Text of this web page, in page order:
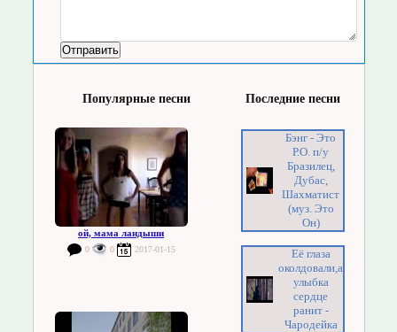
Популярные песни
ой, мама ландыши
0 0 2017-01-15
Последние песни
Бэнг - Это
Р.О. п/у
Бразилец,
Дубас,
Шахматист
(муз. Это
Он)
Её глаза
околдовали,а
улыбка
сердце
ранит -
Чародейка